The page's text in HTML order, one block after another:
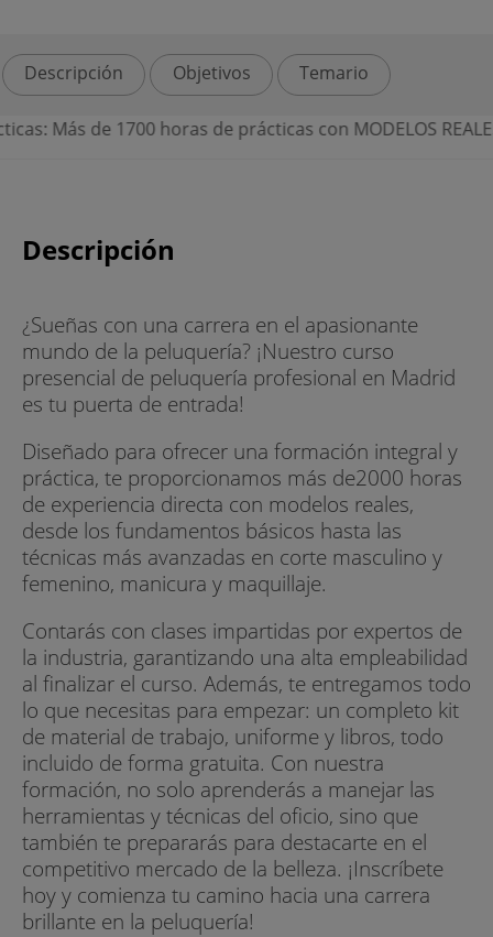
Descripción Objetivos Temario
Más de 1700 horas de prácticas con MODELOS
Descripción
¿Sueñas con una carrera en el apasionante
mundo de la peluquería? ¡Nuestro curso
presencial de peluquería profesional en Madrid
es tu puerta de entrada!
Diseñado para ofrecer una formación integral y
práctica, te proporcionamos más de2000 horas
de experiencia directa con modelos reales,
desde los fundamentos básicos hasta las
técnicas más avanzadas en corte masculino y
femenino, manicura y maquillaje.
Contarás con clases impartidas por expertos de
la industria, garantizando una alta empleabilidad
al finalizar el curso. Además, te entregamos todo
lo que necesitas para empezar: un completo kit
de material de trabajo, uniforme y libros, todo
incluido de forma gratuita. Con nuestra
formación, no solo aprenderás a manejar las
herramientas y técnicas del oficio, sino que
también te prepararás para destacarte en el
competitivo mercado de la belleza. ¡Inscríbete
hoy y comienza tu camino hacia una carrera
brillante en la peluquería!